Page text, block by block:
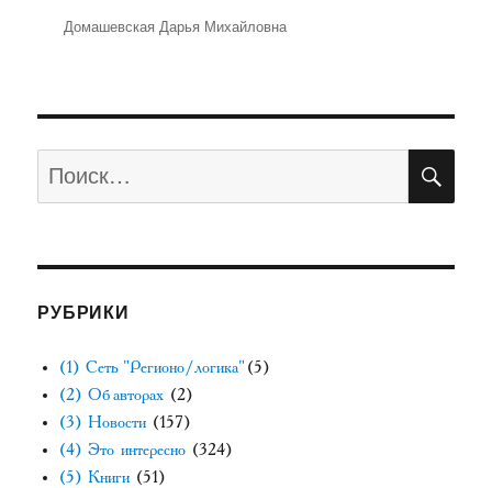
Автор
Домашевская Дарья Михайловна
РУБРИКИ
(1) Сеть "Регионо/логика"(5)
(2) Об авторах (2)
(3) Новости (157)
(4) Это интересно (324)
(5) Книги (51)